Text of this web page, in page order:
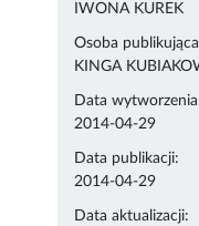
IWONA KUREK
Osoba
KINGA
Data
2014-04-29
Data publikacji:
2014-04-29
Data aktualizacji: